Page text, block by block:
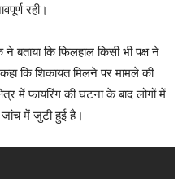
रही।
ने बताया कि फिलहाल किसी भी पक्ष ने
कि शिकायत मिलने पर मामले की
में फायरिंग की घटना के बाद लोगों में
में जुटी हुई है।